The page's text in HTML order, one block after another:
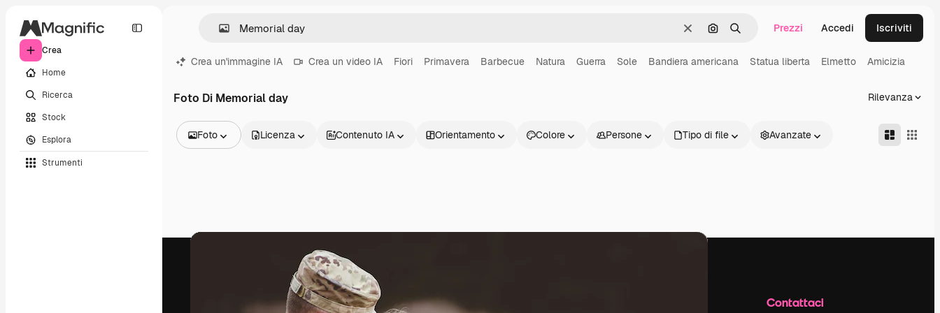
Crea
Home
Ricerca
Stock
Esplora
Strumenti
CancellaCerca per immagine
Ricerca Prezzi Accedi Iscriviti
Crea un'immagine IA Crea un video IA Fiori Primavera Barbecue Natura Guerra Sole Bandiera americana Statua liberta Elmetto Amicizia
Foto Di Memorial day Rilevanza
Foto
Video
Licenza Contenuto IA Orientamento Colore Persone Tipo di file Avanzate
Prodotti Contattaci